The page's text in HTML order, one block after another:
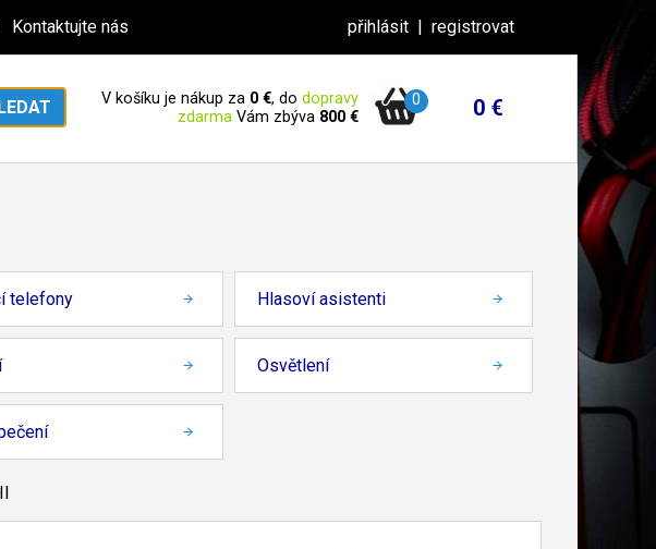
Kontaktujte nás přihlásit | registrovat
V košíku je nákup za 0 €, do dopravy
zdarma Vám zbýva 800 €
0 0 €
telefony Hlasoví asistenti
Osvětlení